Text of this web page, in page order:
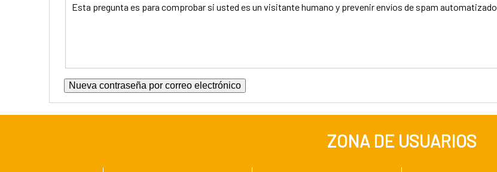
Esta pregunta es para comprobar si usted es un visitante humano y prevenir envíos de spam automatizado.
ZONA DE USUARIOS